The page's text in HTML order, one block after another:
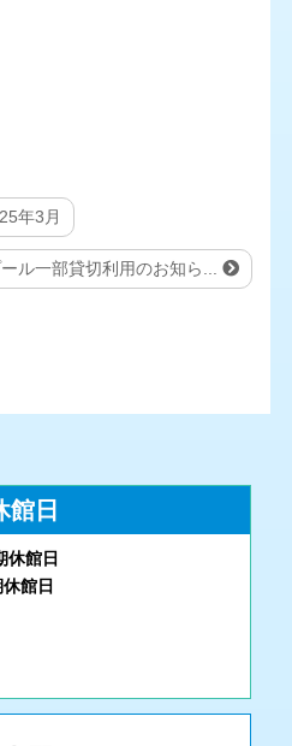
年3月
ル一部貸切利用のお知ら...
館日
休館日
館日